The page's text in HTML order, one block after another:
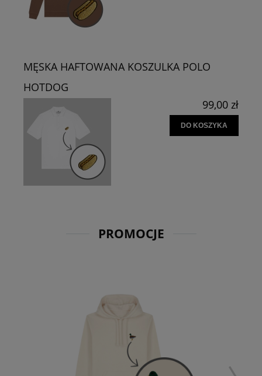
MĘSKA HAFTOWANA KOSZULKA POLO
HOTDOG
99,00 zł
DO KOSZYKA
PROMOCJE